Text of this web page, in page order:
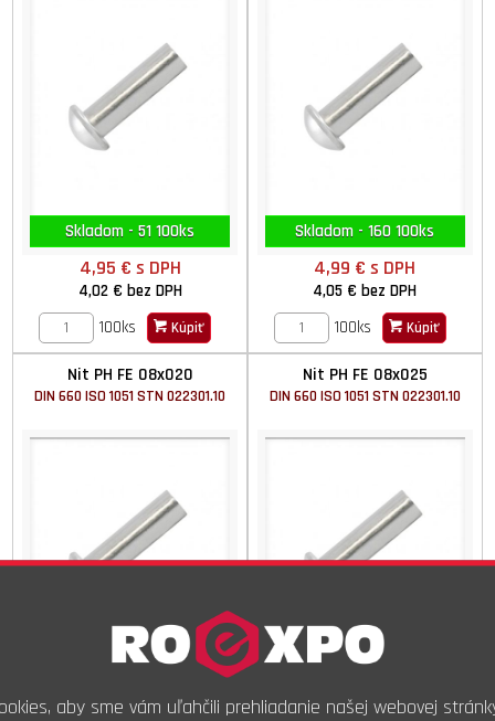
Skladom - 51 100ks
4,95 € s DPH
4,02 € bez DPH
100ks
Kúpiť
Skladom - 160 100ks
4,99 €s DPH
4,05 €bez DPH
100ks
Kúpiť
Nit PH FE 08x020
DIN 660 ISO 1051 STN 022301.10
7,00 €s DPH
Nit PH FE 08x025
DIN 660 ISO 1051 STN 022301.10
8,10 € s DPH
aby sme vám uľahčili prehliadanie našej webovej